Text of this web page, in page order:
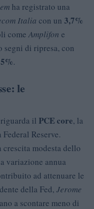
ha registrato una
Italia con un 3,7%
comeAmplifon e
segni di ripresa, con
.
le
il PCE core, la
Reserve.
modesta dello
variazione annua
ad attenuare le
della Fed, Jerome
a scontare meno di